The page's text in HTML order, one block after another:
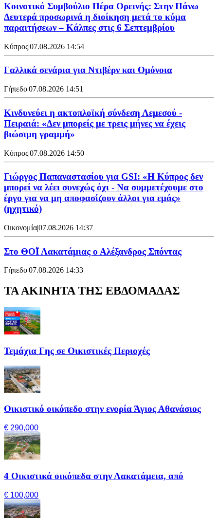
Κοινοτικό Συμβούλιο Πέρα Ορεινής: Στην Πάνω
Δευτερά προσωρινά η διοίκηση μετά το κύμα
παραιτήσεων – Κάλπες στις 6 Σεπτεμβρίου
Κύπρος|07.08.2026 14:54
Γαλλικά σενάρια για Ντιβέρν και Ομόνοια
Γήπεδο|07.08.2026 14:51
Κινδυνεύει η ακτοπλοϊκή σύνδεση Λεμεσού -
Πειραιά: «Δεν μπορείς με τρεις μήνες να έχεις
βιώσιμη γραμμή»
Κύπρος|07.08.2026 14:50
Γιώργος Παπαναστασίου για GSI: «Η Κύπρος δεν
μπορεί να λέει συνεχώς όχι - Να συμμετέχουμε στο
έργο για να μη αποφασίζουν άλλοι για εμάς»
(ηχητικό)
Οικονομία|07.08.2026 14:37
Στο ΘΟΪ Λακατάμιας ο Αλέξανδρος Σπόντας
Γήπεδο|07.08.2026 14:33
ΤΑ ΑΚΙΝΗΤΑ ΤΗΣ ΕΒΔΟΜΑΔΑΣ
Τεμάχια Γης σε Οικιστικές Περιοχές
Οικιστικό οικόπεδο στην ενορία Άγιος Αθανάσιος
€ 290,000
4 Οικιστικά οικόπεδα στην Λακατάμεια, από
€ 100,000